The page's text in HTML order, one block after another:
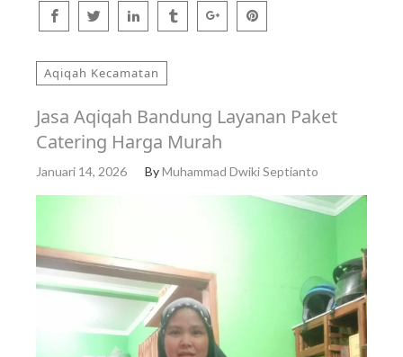
Aqiqah Kecamatan
Jasa Aqiqah Bandung Layanan Paket
Catering Harga Murah
Januari 14, 2026 ByMuhammad Dwiki Septianto